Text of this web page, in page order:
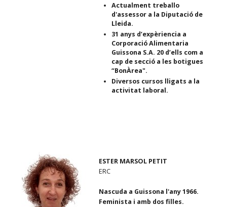
Actualment treballo
d'assessor a la Diputació de
Lleida.
31 anys d’expèriencia a
Corporació Alimentaria
Guissona S.A. 20 d’ells com a
cap de secció a les botigues
“BonÀrea".
Diversos cursos lligats a la
activitat laboral.
ESTER MARSOL PETIT
ERC
Nascuda a Guissona l'any 1966.
Feminista i amb dos filles.